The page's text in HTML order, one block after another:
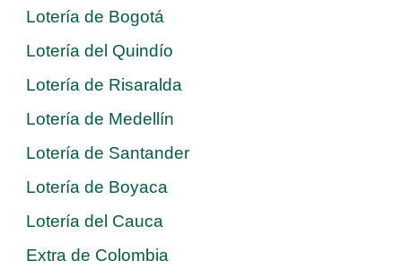
Lotería de Bogotá
Lotería del Quindío
Lotería de Risaralda
Lotería de Medellín
Lotería de Santander
Lotería de Boyaca
Lotería del Cauca
Extra de Colombia